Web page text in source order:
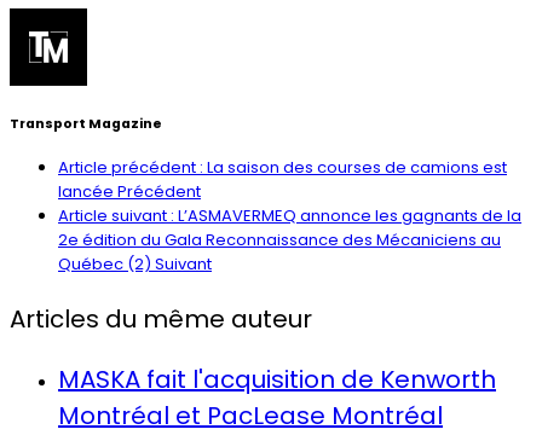
Transport Magazine
Article précédent : La saison des courses de camions est
lancée Précédent
Article suivant : L’ASMAVERMEQ annonce les gagnants de la
2e édition du Gala Reconnaissance des Mécaniciens au
Québec (2) Suivant
Articles du même auteur
MASKA fait l'acquisition de Kenworth
Montréal et PacLease Montréal